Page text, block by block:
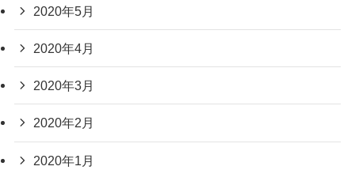
2020年5月
2020年4月
2020年3月
2020年2月
2020年1月